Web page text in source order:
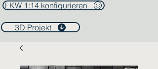
LKW 1:14 konfigurieren
3D Projekt